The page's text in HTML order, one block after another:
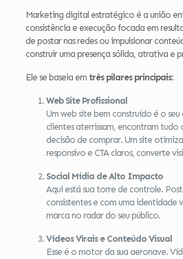
Marketing digital estratégico é a união
consistência e execução focada em
de postar nas redes ou impulsionar
construir uma presença sólida, atrativa e
Ele se baseia em três pilares principais:
Web Site Profissional
Um web site bem construído é o
clientes aterrissam, encontram tudo
decisão de comprar. Um site
responsivo e CTA claros, converte
Social Mídia de Alto Impacto
Aqui está sua torre de controle.
consistentes e com uma identidade
marca no radar do seu público.
Vídeos Virais e Conteúdo Visual
Esse é o motor da sua aeronave.